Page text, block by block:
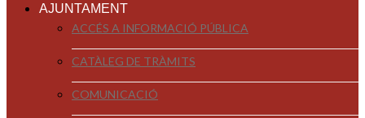
AJUNTAMENT
ACCÉS A INFORMACIÓ PÚBLICA
CATÀLEG DE TRÀMITS
COMUNICACIÓ